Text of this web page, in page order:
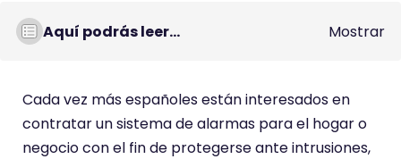
Aquí podrás leer... Mostrar
Cada vez más españoles están interesados en
contratar un sistema de alarmas para el hogar o
negocio con el fin de protegerse ante intrusiones,